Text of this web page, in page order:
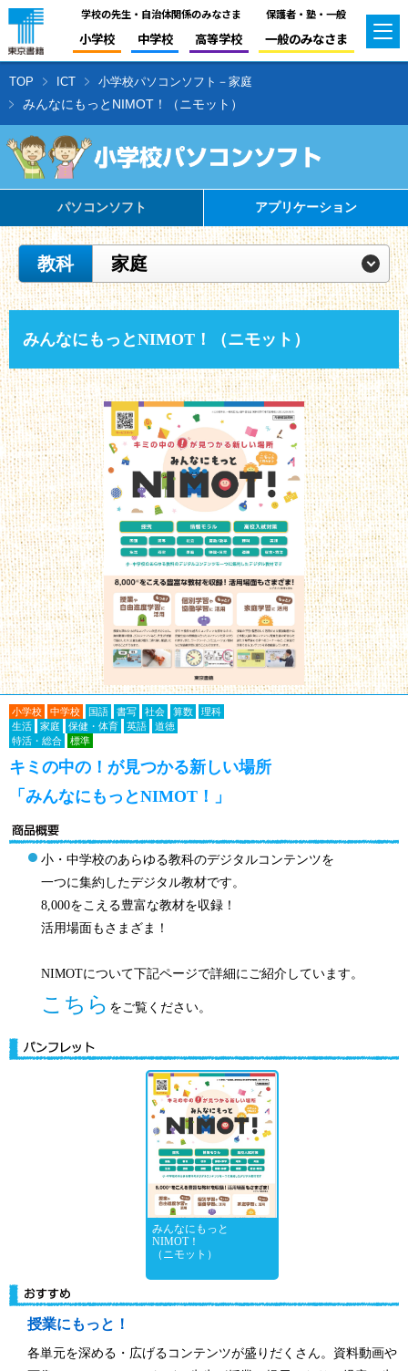
学校の先生・自治体関係のみなさま
小学校 中学校 高等学校
保護者・塾・一般
一般のみなさま
TOP ICT 小学校パソコンソフト－家庭
みんなにもっとNIMOT！（ニモット）
パソコンソフト アプリケーション
教科 家庭
みんなにもっとNIMOT！（ニモット）
小学校 中学校 国語 書写 社会 算数
理科
生活
家庭 保健・体育 英語
道徳
特活・総合
標準
キミの中の！が見つかる新しい場所
「みんなにもっとNIMOT！」
小・中学校のあらゆる教科のデジタルコンテンツを
一つに集約したデジタル教材です。
8,000をこえる豊富な教材を収録！
活用場面もさまざま！
NIMOTについて下記ページで詳細にご紹介しています。
こちら をご覧ください。
みんなにもっと
NIMOT！
（ニモット）
授業にもっと！
各単元を深める・広げるコンテンツが盛りだくさん。資料動画や